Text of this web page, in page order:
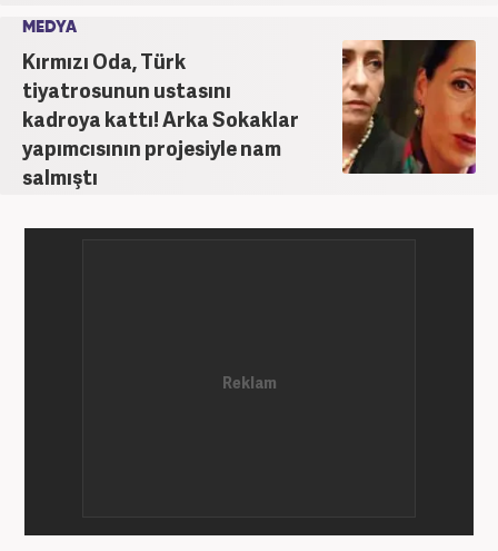
MEDYA
Kırmızı Oda, Türk
tiyatrosunun ustasını
kadroya kattı! Arka Sokaklar
yapımcısının projesiyle nam
salmıştı